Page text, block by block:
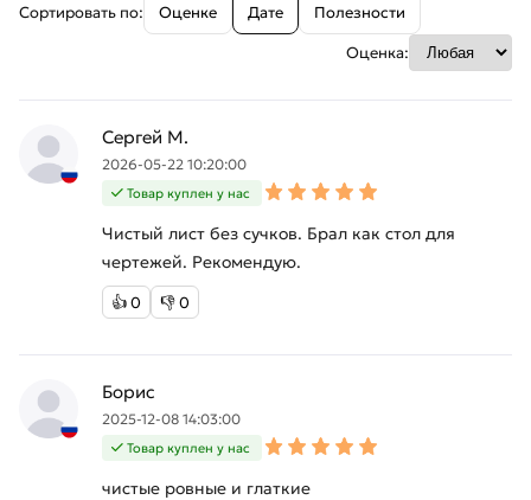
Сортировать по: Оценке Дате
Полезности
Оценка:
Сергей М.
2026-05-22 10:20:00
Товар куплен у нас
Чистый лист без сучков. Брал как стол для
чертежей. Рекомендую.
👍0 👎0
Борис
2025-12-08 14:03:00
Товар куплен у нас
чистые ровные и глаткие